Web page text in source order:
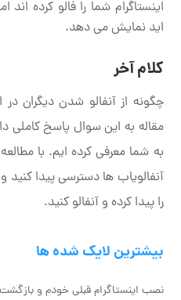
اینستاگرام شما را فالو کرده اند
اید نمایش می دهد.
کلام آخر
چگونه از آنفالو شدن دیگران
به شما معرفی کرده ایم. با
آنفالویاب ها دسترسی پیدا کنید
را پیدا کرده و آنفالو کنید.
بیشترین لایک شده ها
نصب اینستاگرام قبلی خودم و بازگشت